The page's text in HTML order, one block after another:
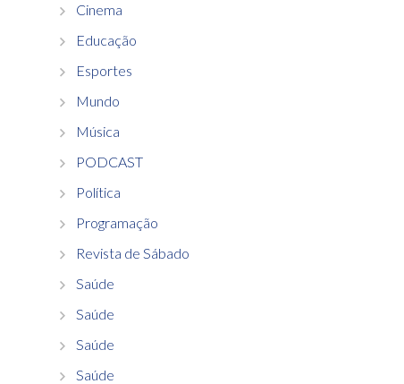
Cinema
Educação
Esportes
Mundo
Música
PODCAST
Política
Programação
Revista de Sábado
Saúde
Saúde
Saúde
Saúde